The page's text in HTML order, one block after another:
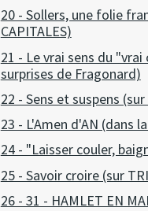
20 - Sollers, une folie
CAPITALES)
21 - Le vrai sens du "vrai
surprises de Fragonard)
22 - Sens et suspens
23 - L'Amen d'AN (dans
24 - "Laisser couler,
25 - Savoir croire (sur
26 - 31 - HAMLET EN